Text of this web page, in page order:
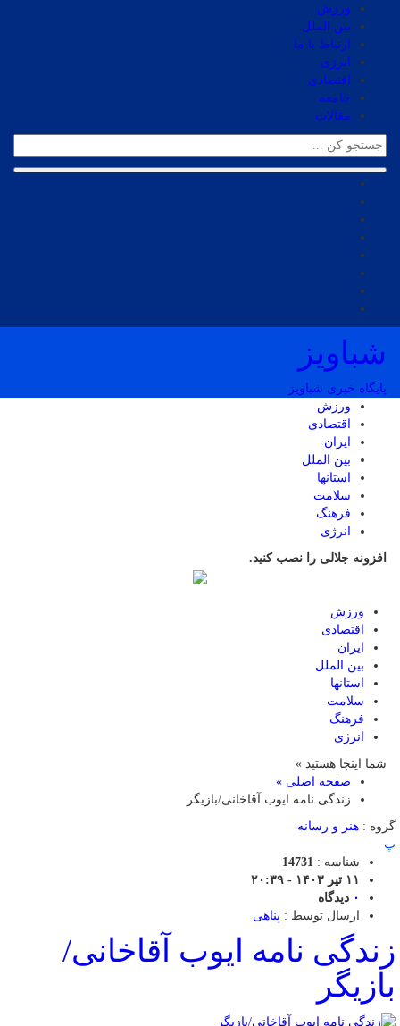
ورزش
بین الملل
ارتباط با ما
انرژی
اقتصادی
جامعه
مقالات
شباویز
پایگاه خبری شباویز
ورزش
اقتصادی
ایران
بین الملل
استانها
سلامت
فرهنگ
انرژی
افزونه جلالی را نصب کنید.
ورزش
اقتصادی
ایران
بین الملل
استانها
سلامت
فرهنگ
انرژی
شما اینجا هستید »
صفحه اصلی »
زندگی نامه ایوب آقاخانی/بازیگر
گروه : هنر و رسانه
پ
شناسه : 14731
۱۱ تیر ۱۴۰۳ - ۲۰:۳۹
۰ دیدگاه
ارسال توسط : پناهی
زندگی نامه ایوب آقاخانی/
بازیگر